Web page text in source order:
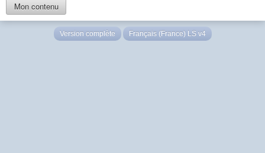
Mon contenu
Version complète Français (France) LS v4